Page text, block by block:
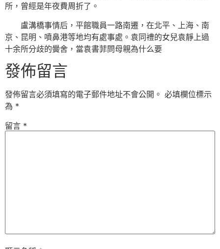
所，曾經是年夜費周折了。
盧溝橋事情后，平館職員一路南遷，在北平、上海、南
京、昆明、噴鼻港等地均有處事處。袁同禮的女兒袁靜上過
十余所分歧的黌舍，當袁書菲問母親為什么要
發佈留言
發佈留言必須填寫的電子郵件地址不會公開。 必填欄位標示
為 *
留言 *